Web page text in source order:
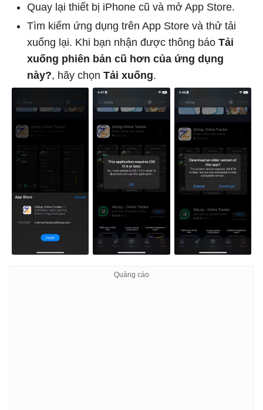
Quay lại thiết bị iPhone cũ và mở App Store.
Tìm kiếm ứng dụng trên App Store và thử tải
xuống lại. Khi bạn nhận được thông báo Tải
xuống phiên bản cũ hơn của ứng dụng
này?, hãy chọn Tải xuống.